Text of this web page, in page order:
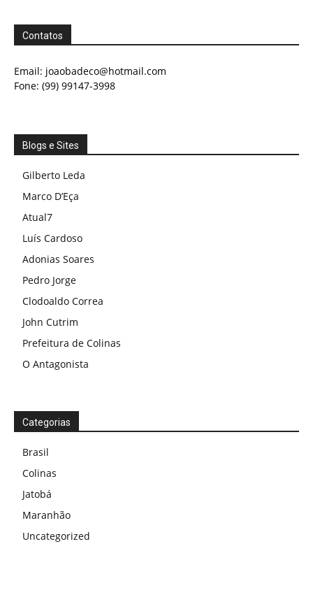
Contatos
Email: joaobadeco@hotmail.com
Fone: (99) 99147-3998
Blogs e Sites
Gilberto Leda
Marco D’Eça
Atual7
Luís Cardoso
Adonias Soares
Pedro Jorge
Clodoaldo Correa
John Cutrim
Prefeitura de Colinas
O Antagonista
Categorias
Brasil
Colinas
Jatobá
Maranhão
Uncategorized